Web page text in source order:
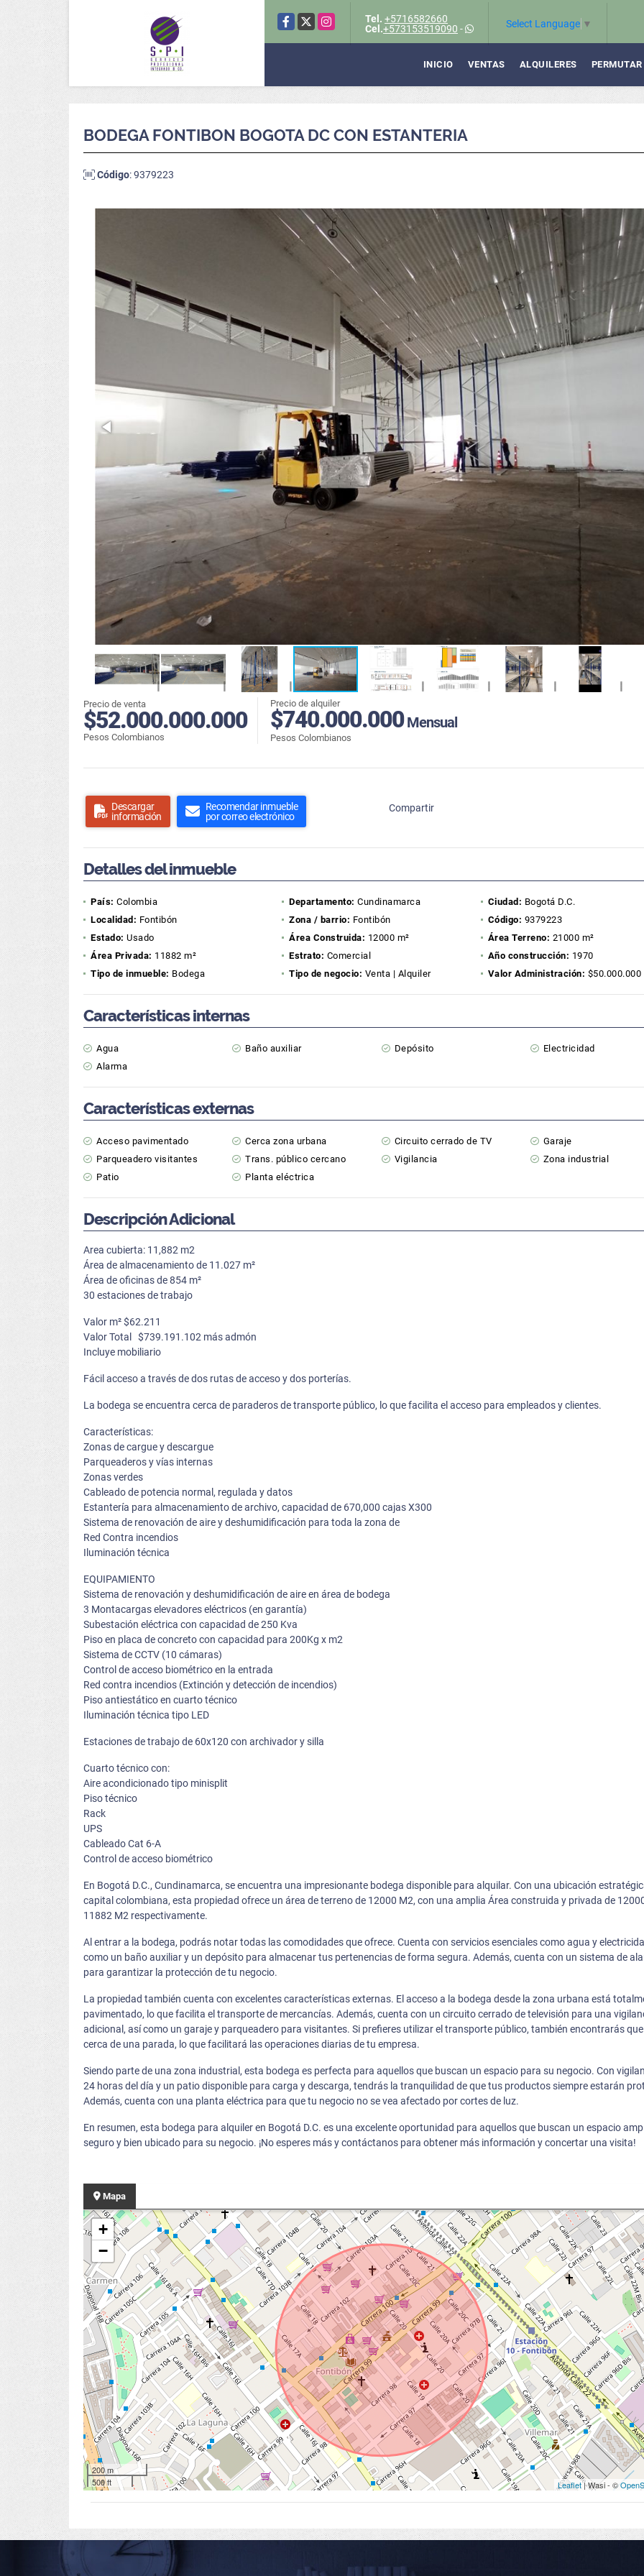
Facebook
X Instagram Tel. +5716582660
Cel.+573153519090 - Select Language ▼
INICIO VENTAS ALQUILERES PERMUTAR
BODEGA FONTIBON BOGOTA DC CON ESTANTERIA
Código: 9379223
Precio de venta
$52.000.000.000
Pesos Colombianos
Precio de alquiler
$740.000.000Mensual
Pesos Colombianos
Descargar
información
Recomendar inmueble
por correo electrónico
Compartir
Detalles del inmueble
País: Colombia Departamento: Cundinamarca Ciudad: Bogotá D.C.
Localidad: Fontibón Zona / barrio: Fontibón Código: 9379223
Estado: Usado Área Construida: 12000 m² Área Terreno: 21000 m²
Área Privada: 11882 m² Estrato: Comercial Año construcción: 1970
Tipo de inmueble: Bodega Tipo de negocio: Venta | Alquiler Valor Administración: $50.000.000
Características internas
Agua Baño auxiliar Depósito
Electricidad
Alarma
Características externas
Acceso pavimentado Cerca zona urbana Circuito cerrado de TV
Garaje
Parqueadero visitantes
Trans. público cercano Vigilancia
Zona industrial
Patio
Planta eléctrica
Descripción Adicional
Area cubierta: 11,882 m2
Área de almacenamiento de 11.027 m²
Área de oficinas de 854 m²
30 estaciones de trabajo
Valor m² $62.211
Valor Total $739.191.102 más admón
Incluye mobiliario
Fácil acceso a través de dos rutas de acceso y dos porterías.
La bodega se encuentra cerca de paraderos de transporte público, lo que facilita el acceso para empleados y clientes.
Características:
Zonas de cargue y descargue
Parqueaderos y vías internas
Zonas verdes
Cableado de potencia normal, regulada y datos
Estantería para almacenamiento de archivo, capacidad de 670,000 cajas X300
Sistema de renovación de aire y deshumidificación para toda la zona de
Red Contra incendios
Iluminación técnica
EQUIPAMIENTO
Sistema de renovación y deshumidificación de aire en área de bodega
3 Montacargas elevadores eléctricos (en garantía)
Subestación eléctrica con capacidad de 250 Kva
Piso en placa de concreto con capacidad para 200Kg x m2
Sistema de CCTV (10 cámaras)
Control de acceso biométrico en la entrada
Red contra incendios (Extinción y detección de incendios)
Piso antiestático en cuarto técnico
Iluminación técnica tipo LED
Estaciones de trabajo de 60x120 con archivador y silla
Cuarto técnico con:
Aire acondicionado tipo minisplit
Piso técnico
Rack
UPS
Cableado Cat 6-A
Control de acceso biométrico
En Bogotá D.C., Cundinamarca, se encuentra una impresionante bodega disponible para alquilar. Con una ubicación
capital colombiana, esta propiedad ofrece un área de terreno de 12000 M2, con una amplia Área construida y privada de
11882 M2 respectivamente.
Al entrar a la bodega, podrás notar todas las comodidades que ofrece. Cuenta con servicios esenciales como agua y
como un baño auxiliar y un depósito para almacenar tus pertenencias de forma segura. Además, cuenta con un sistema de
para garantizar la protección de tu negocio.
La propiedad también cuenta con excelentes características externas. El acceso a la bodega desde la zona urbana está
pavimentado, lo que facilita el transporte de mercancías. Además, cuenta con un circuito cerrado de televisión para una
adicional, así como un garaje y parqueadero para visitantes. Si prefieres utilizar el transporte público, también encontrarás
cerca de una parada, lo que facilitará las operaciones diarias de tu empresa.
Siendo parte de una zona industrial, esta bodega es perfecta para aquellos que buscan un espacio para su negocio. Con
24 horas del día y un patio disponible para carga y descarga, tendrás la tranquilidad de que tus productos siempre estarán
Además, cuenta con una planta eléctrica para que tu negocio no se vea afectado por cortes de luz.
En resumen, esta bodega para alquiler en Bogotá D.C. es una excelente oportunidad para aquellos que buscan un espacio
seguro y bien ubicado para su negocio. ¡No esperes más y contáctanos para obtener más información y concertar una visita!
Mapa
+
−
200 m
500 ft
Leaflet| Wasi - ©